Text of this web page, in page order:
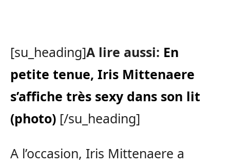
[su_heading]A lire aussi: En
petite tenue, Iris Mittenaere
s’affiche très sexy dans son lit
(photo) [/su_heading]
A l’occasion, Iris Mittenaere a